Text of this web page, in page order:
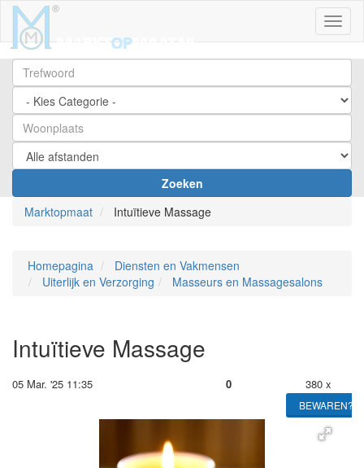
Zoeken
Marktopmaat
Intuïtieve Massage
Homepagina
Diensten en Vakmensen
Uiterlijk en Verzorging
Masseurs en Massagesalons
Intuïtieve Massage
05 Mar. '25 11:35 0 380 x
BEWAREN?